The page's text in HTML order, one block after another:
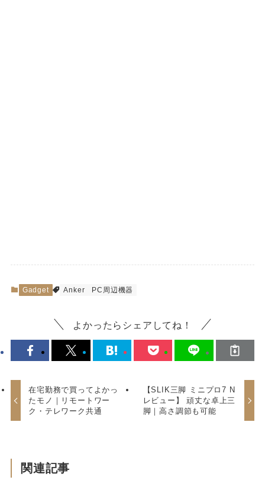
Gadget Anker PC周辺機器
よかったらシェアしてね！
在宅勤務で買ってよかっ
たモノ｜リモートワー
ク・テレワーク共通
【SLIK三脚 ミニプロ7 N
レビュー】 頑丈な卓上三
脚｜高さ調節も可能
関連記事